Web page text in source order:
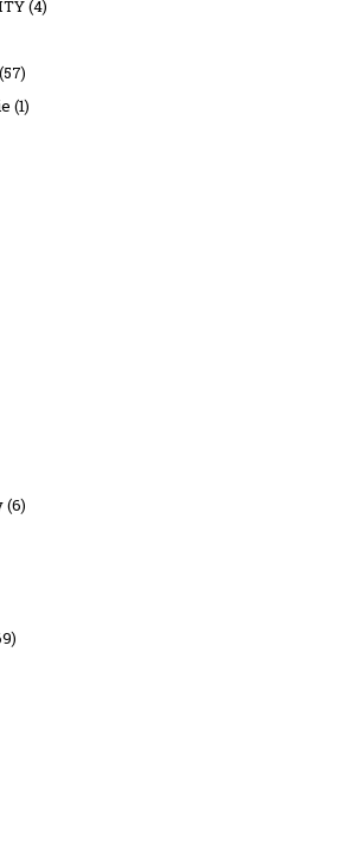
(4)
(57)
(1)
(6)